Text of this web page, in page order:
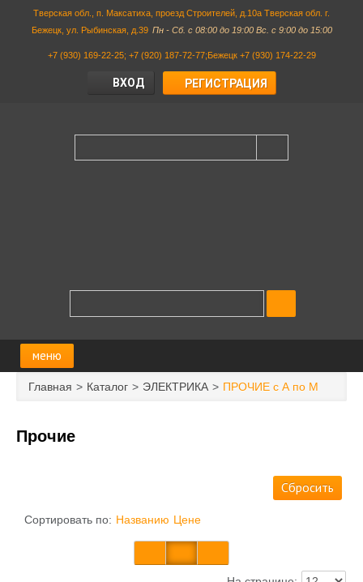
Тверская обл., п. Максатиха, проезд Строителей, д.10а Тверская обл. г.
Бежецк, ул. Рыбинская, д.39 Пн - Сб. с 08:00 до 19:00 Вс. с 9:00 до 15:00
+7 (930) 169-22-25; +7 (920) 187-72-77;Бежецк +7 (930) 174-22-29
ВХОД РЕГИСТРАЦИЯ
меню
ГЛАВНАЯ
Главная Каталог ЭЛЕКТРИКА ПРОЧИЕ с А по М
Прочие
Сбросить
Сортировать по: Названию Цене